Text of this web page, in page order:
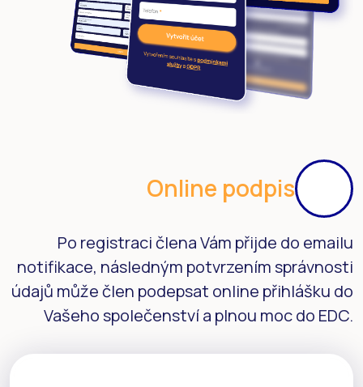
Online podpis
Po registraci člena Vám přijde do emailu
notifikace, následným potvrzením správnosti
údajů může člen podepsat online přihlášku do
Vašeho společenství a plnou moc do EDC.